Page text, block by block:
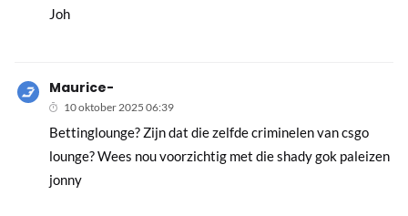
Joh
Maurice-
10 oktober 2025 06:39
Bettinglounge? Zijn dat die zelfde criminelen van csgo
lounge? Wees nou voorzichtig met die shady gok paleizen
jonny